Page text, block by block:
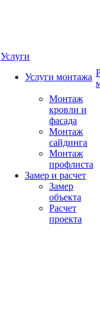
Услуги
Услуги монтажа
Монтаж
кровли и
фасада
Монтаж
сайдинга
Монтаж
профлиста
Замер и расчет
Замер
объекта
Расчет
проекта